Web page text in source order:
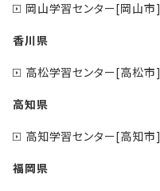
岡山学習センター[岡山市]
香川県
高松学習センター[高松市]
高知県
高知学習センター[高知市]
福岡県